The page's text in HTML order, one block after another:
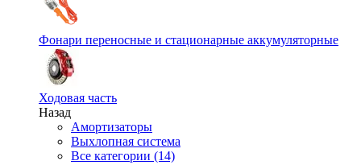
Фонари переносные и стационарные аккумуляторные
Ходовая часть
Назад
Амортизаторы
Выхлопная система
Все категории (14)